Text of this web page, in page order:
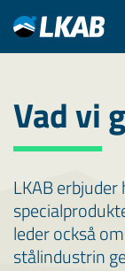
Vad vi
LKAB
leder också
stålindustrin